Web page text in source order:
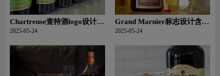
Chartreuse查特酒logo设计含
义及利口酒品牌设计理念
2025-05-24
Grand Marnier标志设计含义
及利口酒品牌设计理念
2025-05-24